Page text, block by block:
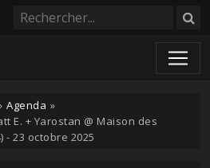
Agenda »
E. + Yarostan @ Maison des
23 octobre 2025